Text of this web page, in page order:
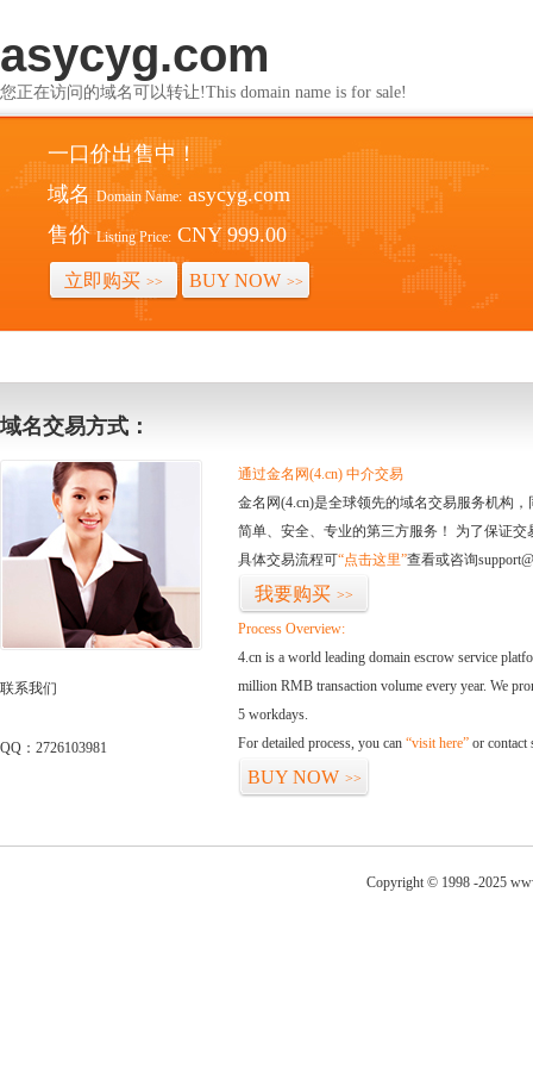
asycyg.com
您正在访问的域名可以转让!This domain name is for sale!
一口价出售中！
域名 Domain Name: asycyg.com
售价 Listing Price: CNY 999.00
立即购买 >> BUY NOW >>
域名交易方式：
联系我们
QQ：2726103981
通过金名网(4.cn) 中介交易
金名网(4.cn)是全球领先的域名交易服务机构
简单、安全、专业的第三方服务！ 为了保证
具体交易流程可“点击这里”查看或咨询
我要购买 >>
Process Overview:
4.cn is a world leading domain escrow service
million RMB transaction volume every year. We
5 workdays.
For detailed process, you can “visit here” or contact
BUY NOW >>
Copyright © 1998 -2025